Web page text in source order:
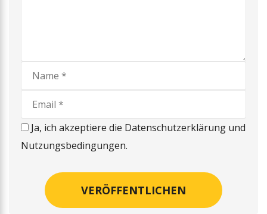
Ja, ich akzeptiere die Datenschutzerklärung und
Nutzungsbedingungen.